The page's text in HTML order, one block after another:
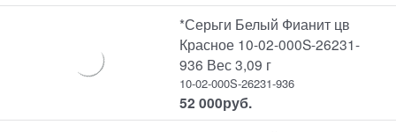
*Серьги Белый Фианит цв
Красное 10-02-000S-26231-
936 Вес 3,09 г
10-02-000S-26231-936
52 000руб.